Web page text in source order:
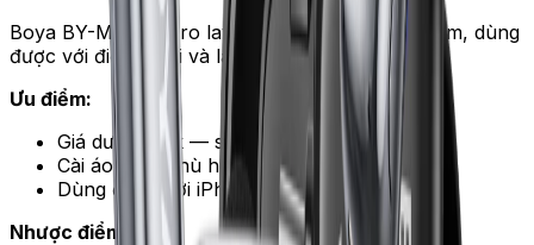
Boya BY-M1 là micro lavalier cài áo có dây 3.5mm, dùng
được với điện thoại và laptop. Giá rẻ nhất nhóm.
Ưu điểm:
Giá dưới 400k — sinh viên dễ tiếp cận
Cài áo gọn, phù hợp quay vlog ngoài trời
Dùng được với iPhone qua cáp chuyển
Nhược điểm: